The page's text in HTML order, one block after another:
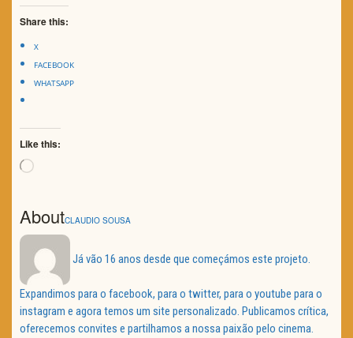
Share this:
X
FACEBOOK
WHATSAPP
Like this:
Loading…
AboutCLAUDIO SOUSA
Já vão 16 anos desde que começámos este projeto.
Expandimos para o facebook, para o twitter, para o youtube para o
instagram e agora temos um site personalizado. Publicamos crítica,
oferecemos convites e partilhamos a nossa paixão pelo cinema.